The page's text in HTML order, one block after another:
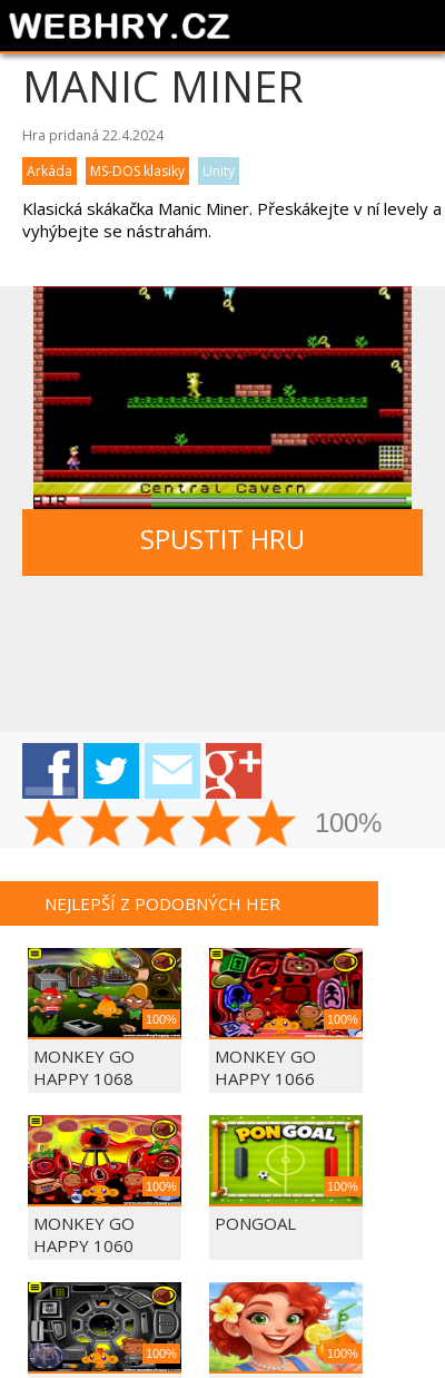
MANIC MINER
Hra pridaná 22.4.2024
Arkáda
MS-DOS klasiky Unity
Klasická skákačka Manic Miner. Přeskákejte v ní levely a
vyhýbejte se nástrahám.
SPUSTIT HRU
100%
NEJLEPŠÍ Z PODOBNÝCH HER
100%
MONKEY GO
HAPPY 1068
100%
MONKEY GO
HAPPY 1066
100%
MONKEY GO
HAPPY 1060
100%
PONGOAL
100% 100%